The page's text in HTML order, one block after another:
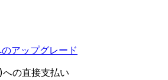
アップグレード
の直接支払い